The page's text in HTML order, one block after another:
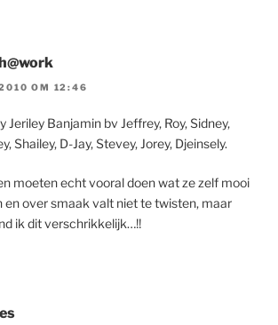
OM 12:46
Jeriley Banjamin bv Jeffrey, Roy, Sidney,
Shailey, D-Jay, Stevey, Jorey, Djeinsely.
moeten echt vooral doen wat ze zelf mooi
en over smaak valt niet te twisten, maar
ik dit verschrikkelijk…!!